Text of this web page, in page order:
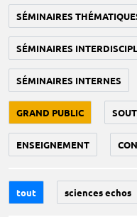
SÉMINAIRES
SÉMINAIRES
SÉMINAIRES INTERNES
GRAND PUBLIC
ENSEIGNEMENT
tout sciences echos